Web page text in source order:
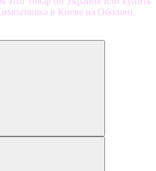
в Киеве на Оболоні.